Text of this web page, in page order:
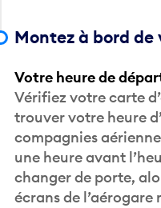
Montez à bord de
Votre heure de
Vérifiez votre carte
trouver votre heure
compagnies
une heure avant
changer de porte,
écrans de